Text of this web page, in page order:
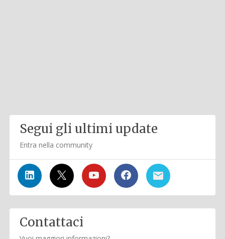
Segui gli ultimi update
Entra nella community
Contattaci